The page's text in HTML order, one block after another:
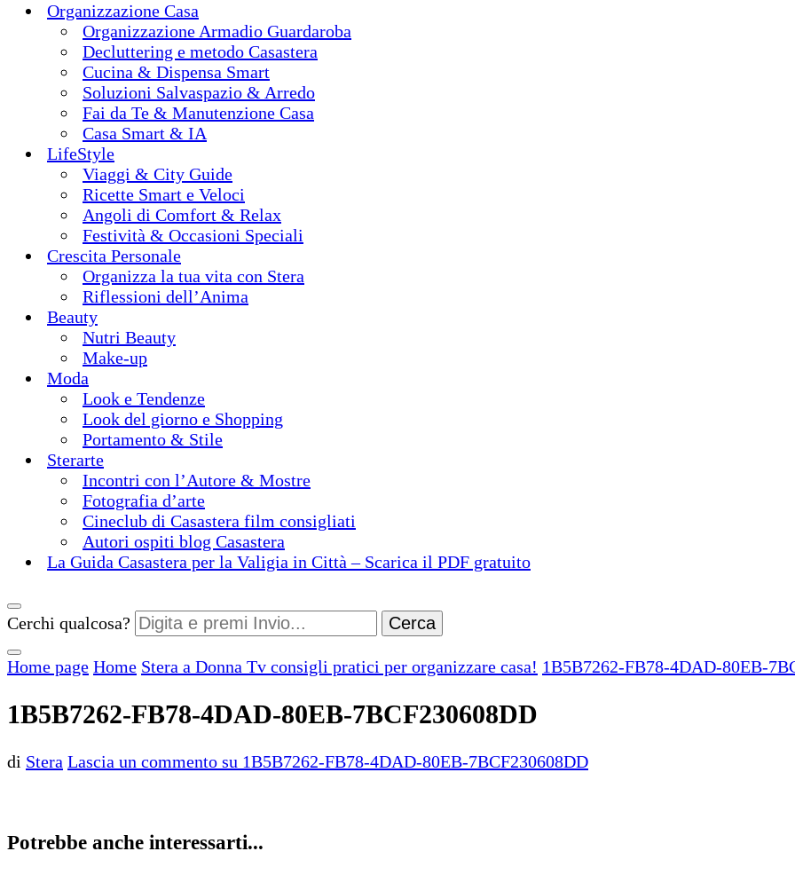
Organizzazione Casa
Organizzazione Armadio Guardaroba
Decluttering e metodo Casastera
Cucina & Dispensa Smart
Soluzioni Salvaspazio & Arredo
Fai da Te & Manutenzione Casa
Casa Smart & IA
LifeStyle
Viaggi & City Guide
Ricette Smart e Veloci
Angoli di Comfort & Relax
Festività & Occasioni Speciali
Crescita Personale
Organizza la tua vita con Stera
Riflessioni dell’Anima
Beauty
Nutri Beauty
Make-up
Moda
Look e Tendenze
Look del giorno e Shopping
Portamento & Stile
Sterarte
Incontri con l’Autore & Mostre
Fotografia d’arte
Cineclub di Casastera film consigliati
Autori ospiti blog Casastera
La Guida Casastera per la Valigia in Città – Scarica il PDF gratuito
Cerchi qualcosa?
Home page Home Stera a Donna Tv consigli pratici per organizzare casa! 1B5B7262-FB78-4DAD-80EB-
1B5B7262-FB78-4DAD-80EB-7BCF230608DD
di Stera Lascia un commento su 1B5B7262-FB78-4DAD-80EB-7BCF230608DD
Potrebbe anche interessarti...